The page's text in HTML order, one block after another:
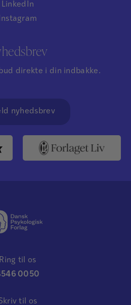
LinkedIn
direkte i din indbakke.
nyhedsbrev
Ring til os
0050
til os